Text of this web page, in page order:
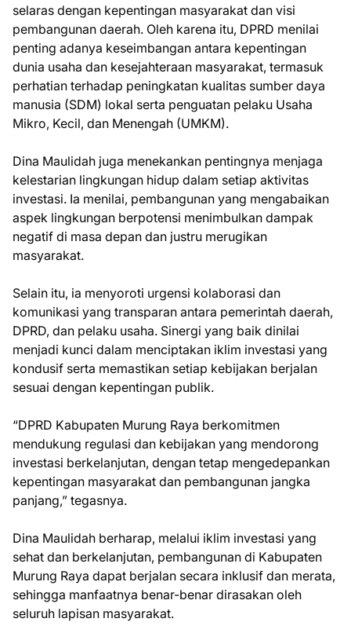
selaras dengan kepentingan masyarakat dan visi
pembangunan daerah. Oleh karena itu, DPRD menilai
penting adanya keseimbangan antara kepentingan
dunia usaha dan kesejahteraan masyarakat, termasuk
perhatian terhadap peningkatan kualitas sumber daya
manusia (SDM) lokal serta penguatan pelaku Usaha
Mikro, Kecil, dan Menengah (UMKM).
Dina Maulidah juga menekankan pentingnya menjaga
kelestarian lingkungan hidup dalam setiap aktivitas
investasi. Ia menilai, pembangunan yang mengabaikan
aspek lingkungan berpotensi menimbulkan dampak
negatif di masa depan dan justru merugikan
masyarakat.
Selain itu, ia menyoroti urgensi kolaborasi dan
komunikasi yang transparan antara pemerintah daerah,
DPRD, dan pelaku usaha. Sinergi yang baik dinilai
menjadi kunci dalam menciptakan iklim investasi yang
kondusif serta memastikan setiap kebijakan berjalan
sesuai dengan kepentingan publik.
“DPRD Kabupaten Murung Raya berkomitmen
mendukung regulasi dan kebijakan yang mendorong
investasi berkelanjutan, dengan tetap mengedepankan
kepentingan masyarakat dan pembangunan jangka
panjang,” tegasnya.
Dina Maulidah berharap, melalui iklim investasi yang
sehat dan berkelanjutan, pembangunan di Kabupaten
Murung Raya dapat berjalan secara inklusif dan merata,
sehingga manfaatnya benar-benar dirasakan oleh
seluruh lapisan masyarakat.